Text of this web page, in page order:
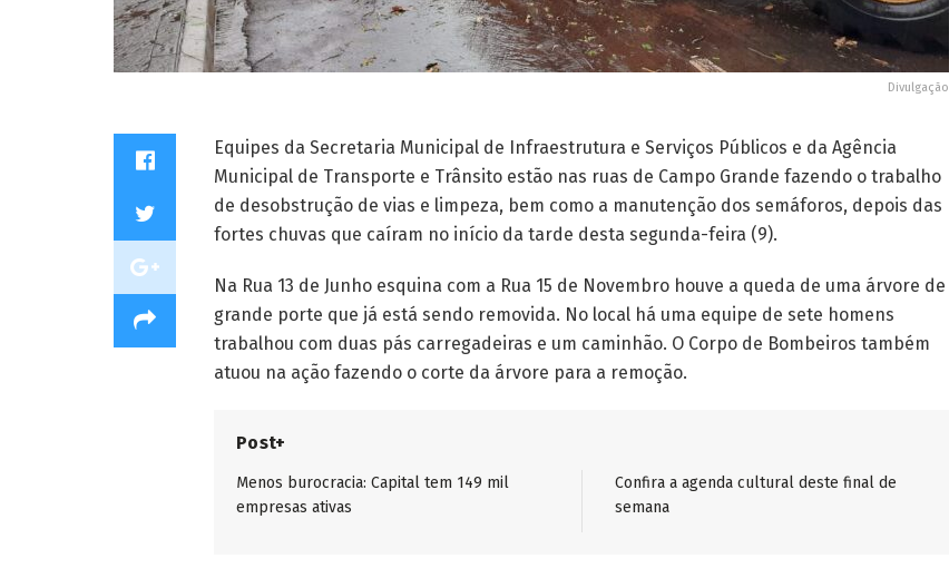
Divulgação
Equipes da Secretaria Municipal de Infraestrutura e Serviços Públicos e da Agência
Municipal de Transporte e Trânsito estão nas ruas de Campo Grande fazendo o trabalho
de desobstrução de vias e limpeza, bem como a manutenção dos semáforos, depois das
fortes chuvas que caíram no início da tarde desta segunda-feira (9).
Na Rua 13 de Junho esquina com a Rua 15 de Novembro houve a queda de uma árvore de
grande porte que já está sendo removida. No local há uma equipe de sete homens
trabalhou com duas pás carregadeiras e um caminhão. O Corpo de Bombeiros também
atuou na ação fazendo o corte da árvore para a remoção.
Post+
Menos burocracia: Capital tem 149 mil
empresas ativas
Confira a agenda cultural deste final de
semana